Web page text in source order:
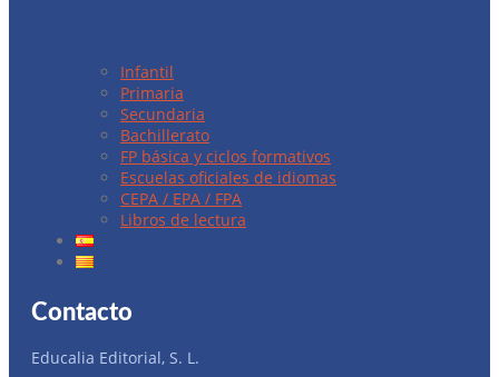
Infantil
Primaria
Secundaria
Bachillerato
FP básica y ciclos formativos
Escuelas oficiales de idiomas
CEPA / EPA / FPA
Libros de lectura
Contacto
Educalia Editorial, S. L.